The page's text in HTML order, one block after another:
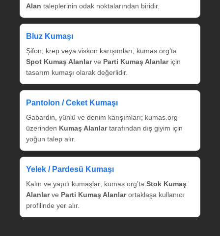
Alan taleplerinin odak noktalarından biridir.
Bluz Kumaşı
Şifon, krep veya viskon karışımları; kumas.org’ta
Spot Kumaş Alanlarve Parti Kumaş Alanlariçin
tasarım kumaşı olarak değerlidir.
Pantolon / Ceket Kumaşı
Gabardin, yünlü ve denim karışımları; kumas.org
üzerinden Kumaş Alanlartarafından dış giyim için
yoğun talep alır.
Yelek / Pardesü Kumaşı
Kalın ve yapılı kumaşlar; kumas.org’ta Stok Kumaş
Alanlarve Parti Kumaş Alanlarortaklaşa kullanıcı
profilinde yer alır.